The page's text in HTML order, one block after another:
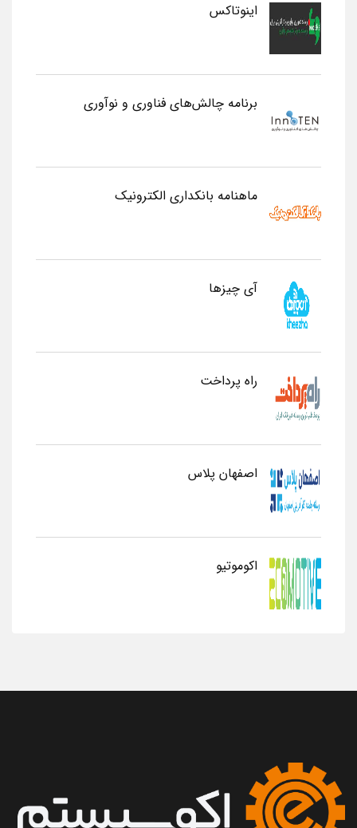
اینوتاکس
برنامه چالش‌های فناوری و نوآوری
ماهنامه بانکداری الکترونیک
آی چیزها
راه پرداخت
اصفهان پلاس
اکوموتیو